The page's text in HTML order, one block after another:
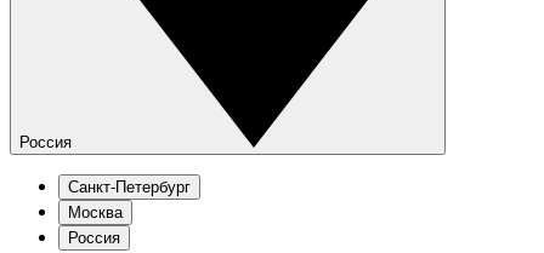
Россия
Санкт-Петербург
Москва
Россия